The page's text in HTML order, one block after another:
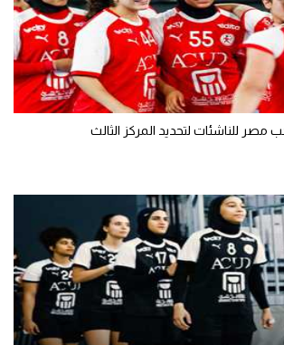
مصر للناشئات لتحديد المركز الثالث